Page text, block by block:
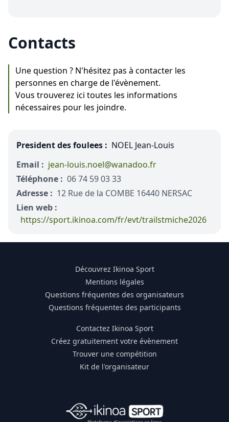
Contacts
Une question ? N'hésitez pas à contacter les
personnes en charge de l'évènement.
Vous trouverez ici toutes les informations
nécessaires pour les joindre.
President des foulees : NOEL Jean-Louis
Email : jean-louis.noel@wanadoo.fr
Téléphone : 06 74 59 03 33
Adresse : 12 Rue de la COMBE 16440 NERSAC
Lien web :
https://sport.ikinoa.com/fr/evt/trailstmiche2026
Découvrez Ikinoa Sport
Mentions légales
Questions fréquentes des organisateurs
Questions fréquentes des participants
Contactez Ikinoa Sport
Créez gratuitement votre évènement
Trouver une compétition
Kit de l'organisateur